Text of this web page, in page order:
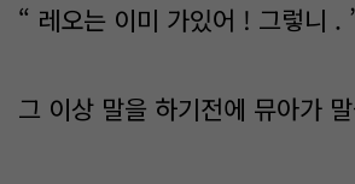
“ 레오는 이미 가있어 ! 그렇니 .
그 이상 말을 하기전에 뮤아가